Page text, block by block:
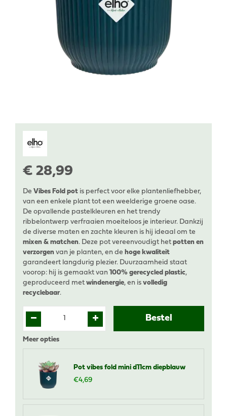
€ 28,99
De Vibes Fold pot is perfect voor elke plantenliefhebber,
van een enkele plant tot een weelderige groene oase.
De opvallende pastelkleuren en het trendy
ribbelontwerp verfraaien moeiteloos je interieur. Dankzij
de diverse maten en zachte kleuren is hij ideaal om te
mixen & matchen. Deze pot vereenvoudigt het potten en
verzorgen van je planten, en de hoge kwaliteit
garandeert langdurig plezier. Duurzaamheid staat
voorop: hij is gemaakt van 100% gerecycled plastic,
geproduceerd met windenergie, en is volledig
recyclebaar.
Meer opties
Pot vibes fold mini d11cm diepblauw
€4,69